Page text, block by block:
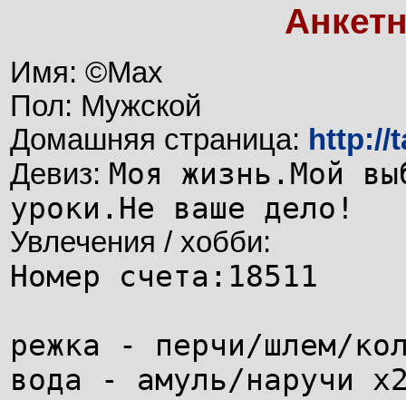
Имя: ©Max
Пол: Мужской
Домашняя страница: http://
Девиз: Моя жизнь.Мой
уроки.Не ваше дело!
Увлечения / хобби:
Номер счета:18511
режка - перчи/шлем/
вода - амуль/наручи